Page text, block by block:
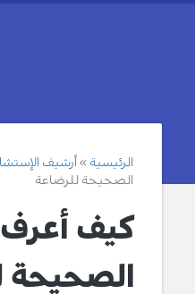
الرئيسية أرشيف
الصحيحة للرضاعة
كيف
الصحيحة